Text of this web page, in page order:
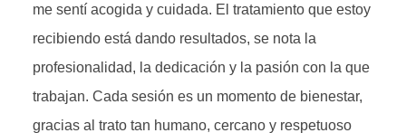
me sentí acogida y cuidada. El tratamiento que estoy
recibiendo está dando resultados, se nota la
profesionalidad, la dedicación y la pasión con la que
trabajan. Cada sesión es un momento de bienestar,
gracias al trato tan humano, cercano y respetuoso